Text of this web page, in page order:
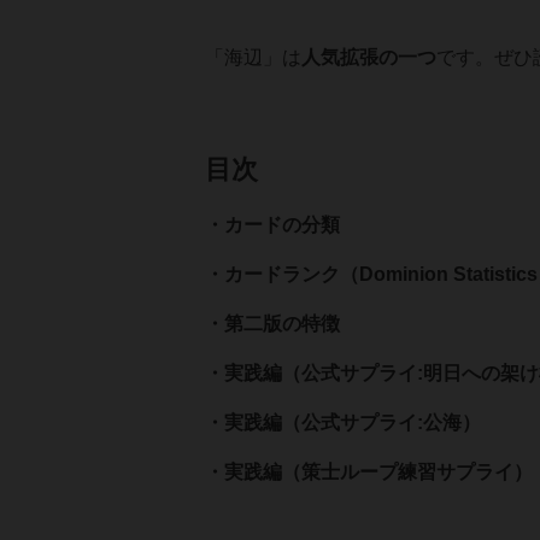
「海辺」は 人気拡張の一つです。ぜひ
目次
・カードの分類
・カードランク（Dominion Statistics
・第二版の特徴
・実践編（公式サプライ:明日への架け
・実践編（公式サプライ:公海）
・実践編（策士ループ練習サプライ）